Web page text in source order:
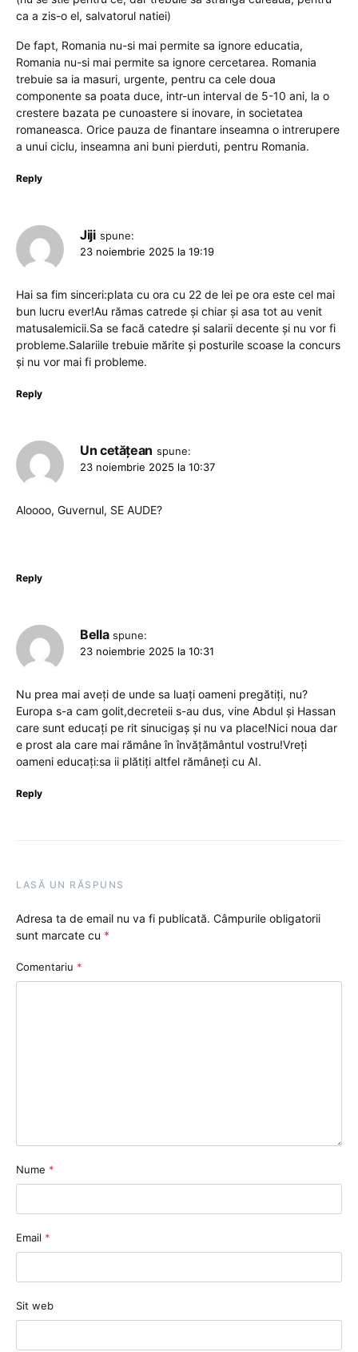
ca a zis-o el, salvatorul natiei)
De fapt, Romania nu-si mai permite sa ignore educatia,
Romania nu-si mai permite sa ignore cercetarea. Romania
trebuie sa ia masuri, urgente, pentru ca cele doua
componente sa poata duce, intr-un interval de 5-10 ani, la o
crestere bazata pe cunoastere si inovare, in societatea
romaneasca. Orice pauza de finantare inseamna o intrerupere
a unui ciclu, inseamna ani buni pierduti, pentru Romania.
Reply
Jiji spune:
23 noiembrie 2025 la 19:19
Hai sa fim sinceri:plata cu ora cu 22 de lei pe ora este cel mai
bun lucru ever!Au rămas catrede și chiar și asa tot au venit
matusalemicii.Sa se facă catedre și salarii decente și nu vor fi
probleme.Salariile trebuie mărite și posturile scoase la concurs
și nu vor mai fi probleme.
Reply
Un cetățean spune:
23 noiembrie 2025 la 10:37
Aloooo, Guvernul, SE AUDE?
Reply
Bella spune:
23 noiembrie 2025 la 10:31
Nu prea mai aveți de unde sa luați oameni pregătiți, nu?
Europa s-a cam golit,decreteii s-au dus, vine Abdul și Hassan
care sunt educați pe rit sinucigaș și nu va place!Nici noua dar
e prost ala care mai rămâne în învățământul vostru!Vreți
oameni educați:sa ii plătiți altfel rămâneți cu AI.
Reply
LASĂ UN RĂSPUNS
Adresa ta de email nu va fi publicată. Câmpurile obligatorii
sunt marcate cu *
Comentariu *
Nume *
Email *
Sit web